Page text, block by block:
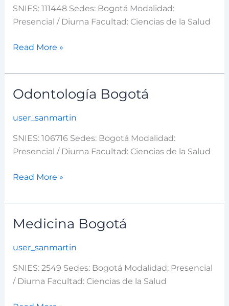
SNIES: 111448 Sedes: Bogotá Modalidad:
Presencial / Diurna Facultad: Ciencias de la Salud
Read More »
Odontología Bogotá
user_sanmartin
SNIES: 106716 Sedes: Bogotá Modalidad:
Presencial / Diurna Facultad: Ciencias de la Salud
Odontología
Read More »
Medicina Bogotá
user_sanmartin
SNIES: 2549 Sedes: Bogotá Modalidad: Presencial
/ Diurna Facultad: Ciencias de la Salud
Medicina